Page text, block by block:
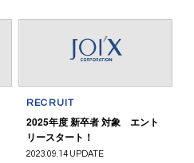
RECRUIT
2025年度 新卒者 対象 エント
リースタート！
2023.09.14 UPDATE